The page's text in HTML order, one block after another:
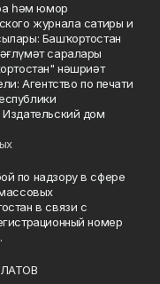
һәм юмор
журнала сатиры и
Башҡортостан
саралары
нәшриәт
Агентство по печати
дом
по надзору в сфере
в связи с
номер